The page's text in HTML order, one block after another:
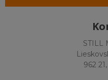
STILL
962